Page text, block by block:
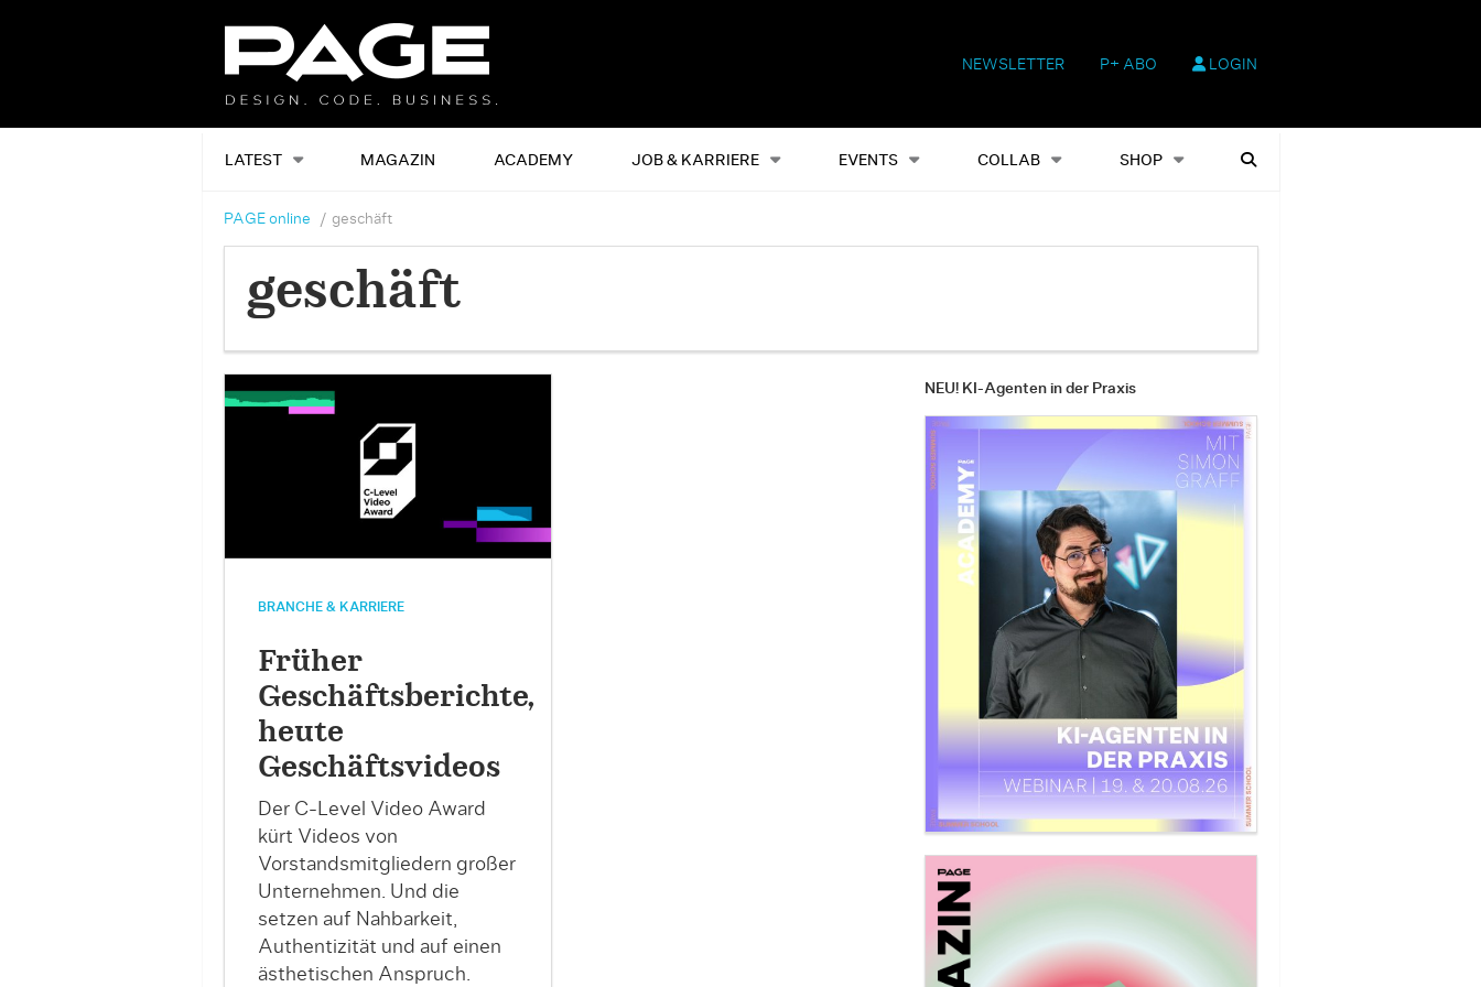
NEWSLETTER P+ ABO LOGIN
LATEST MAGAZIN ACADEMY JOB & KARRIERE EVENTS COLLAB SHOP
Alles Events Shop Heftausgaben Suchen
PAGE online geschäft
geschäft
BRANCHE & KARRIERE
Früher
Geschäftsberichte,
heute
Geschäftsvideos
Der C-Level Video Award
kürt Videos von
Vorstandsmitgliedern großer
Unternehmen. Und die
setzen auf Nahbarkeit,
Authentizität und auf einen
ästhetischen Anspruch.
NEU! KI-Agenten in der Praxis